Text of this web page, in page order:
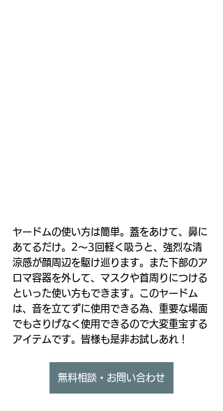
ヤードムの使い方は簡単。蓋をあけて、鼻に
あてるだけ。2〜3回軽く吸うと、強烈な清
涼感が顔周辺を駆け巡ります。また下部のア
ロマ容器を外して、マスクや首周りにつける
といった使い方もできます。このヤードム
は、音を立てずに使用できる為、重要な場面
でもさりげなく使用できるので大変重宝する
アイテムです。皆様も是非お試しあれ！
無料相談・お問い合わせ